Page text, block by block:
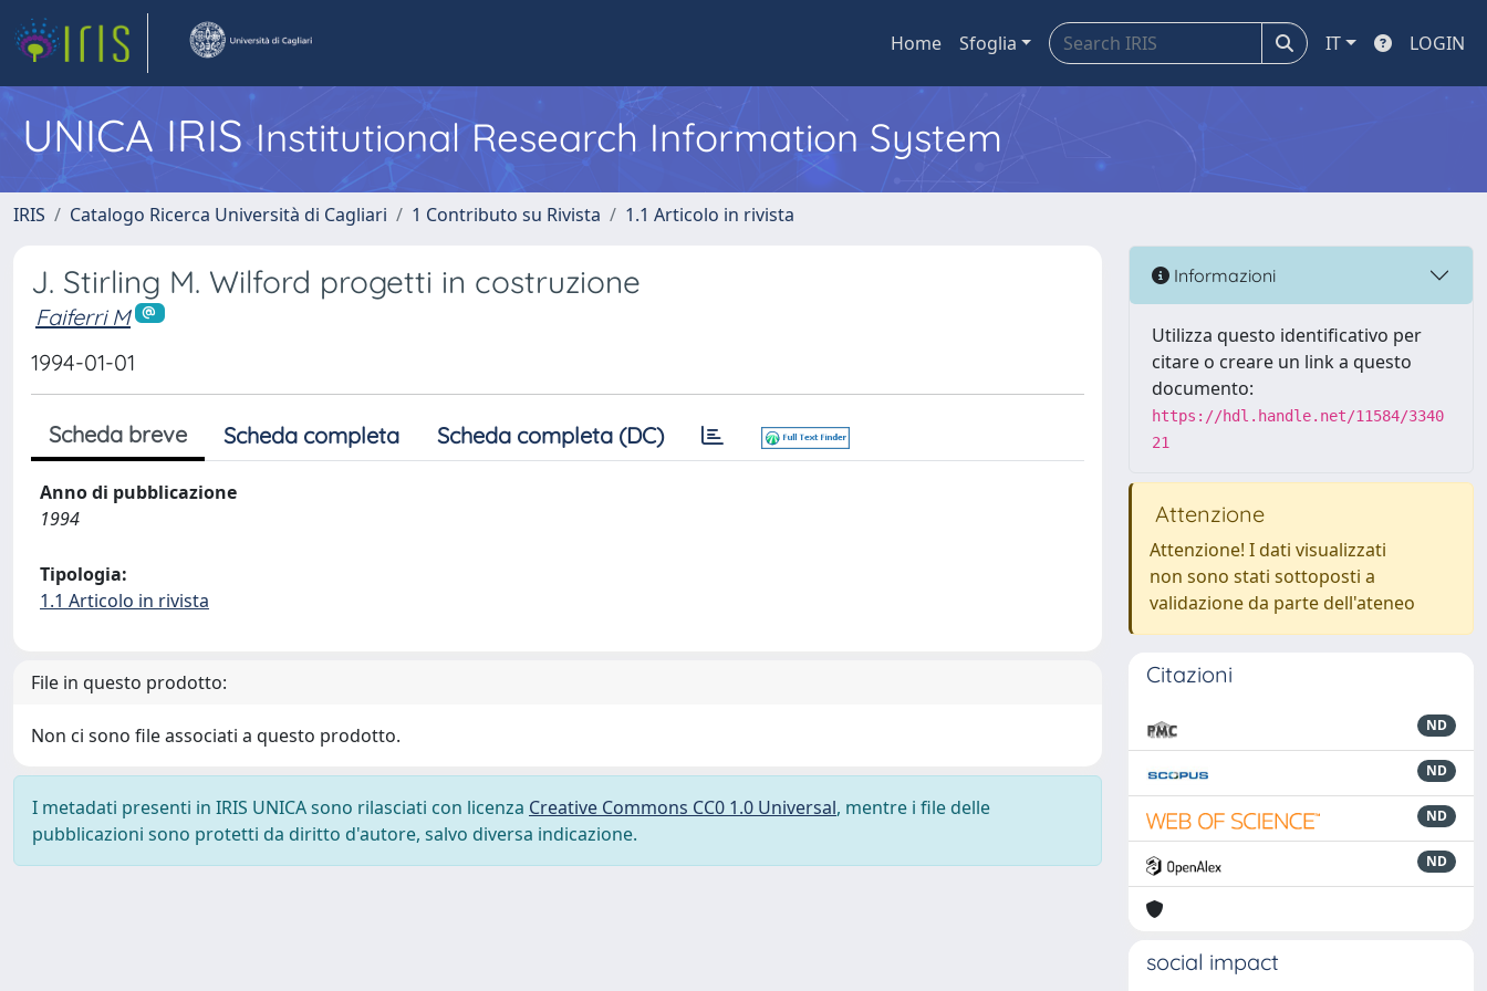
Home Sfoglia IT LOGIN
UNICA IRISInstitutional Research Information System
IRIS Catalogo Ricerca Università di Cagliari 1 Contributo su Rivista 1.1 Articolo in rivista
J. Stirling M. Wilford progetti in costruzione
Faiferri M
1994-01-01
Scheda breve Scheda completa Scheda completa (DC)
Anno di pubblicazione
1994
Tipologia:
1.1 Articolo in rivista
File in questo prodotto:
Non ci sono file associati a questo prodotto.
I metadati presenti in IRIS UNICA sono rilasciati con licenza Creative Commons CC0 1.0 Universal, mentre i file delle
pubblicazioni sono protetti da diritto d'autore, salvo diversa indicazione.
Informazioni
Utilizza questo identificativo per
citare o creare un link a questo
documento:
https://hdl.handle.net/11584/3340
21
Attenzione
Attenzione! I dati visualizzati
non sono stati sottoposti a
validazione da parte dell'ateneo
Citazioni
ND
ND
ND
ND
social impact